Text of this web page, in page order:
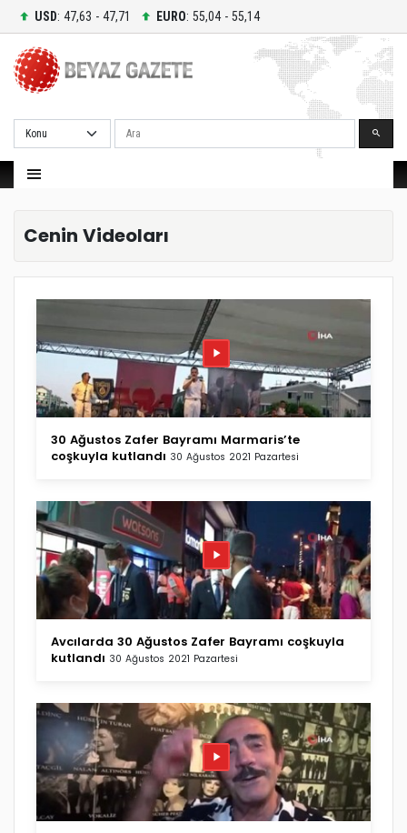
USD: 47,63 - 47,71 EURO: 55,04 - 55,14
Ara
Cenin Videoları
30 Ağustos Zafer Bayramı Marmaris’te
coşkuyla kutlandı 30 Ağustos 2021 Pazartesi
Avcılarda 30 Ağustos Zafer Bayramı coşkuyla
kutlandı 30 Ağustos 2021 Pazartesi